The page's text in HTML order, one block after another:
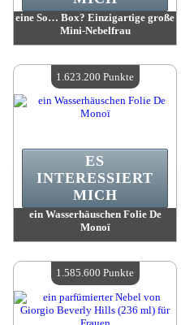
eine So… Box? Einzigartige große
Mini-Nebelfrau
Verfügbare Menge:4
ein Wasserhäuschen Folie De
Monoï
Verfügbare Menge:4
ES
INTERESSIERT
MICH
1.623.200 Punkte
1.585.600 Punkte